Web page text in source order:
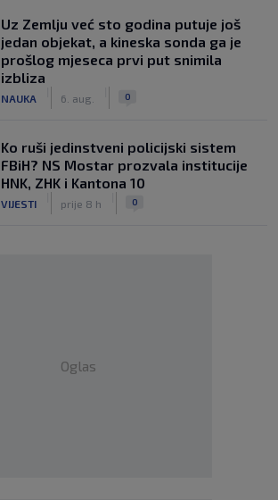
Uz Zemlju već sto godina putuje još
jedan objekat, a kineska sonda ga je
prošlog mjeseca prvi put snimila
izbliza
NAUKA 6. aug. 0
Ko ruši jedinstveni policijski sistem
FBiH? NS Mostar prozvala institucije
HNK, ZHK i Kantona 10
VIJESTI prije 8 h 0
Oglas